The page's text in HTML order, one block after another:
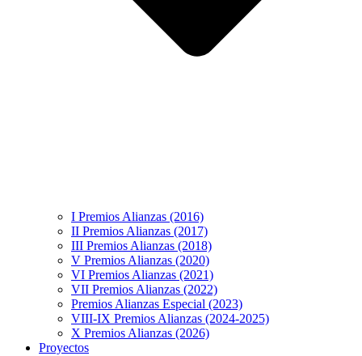
I Premios Alianzas (2016)
II Premios Alianzas (2017)
III Premios Alianzas (2018)
V Premios Alianzas (2020)
VI Premios Alianzas (2021)
VII Premios Alianzas (2022)
Premios Alianzas Especial (2023)
VIII-IX Premios Alianzas (2024-2025)
X Premios Alianzas (2026)
Proyectos